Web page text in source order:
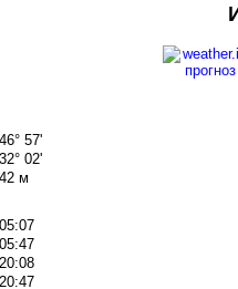
46° 57'
32° 02'
42 м
05:07
05:47
20:08
20:47